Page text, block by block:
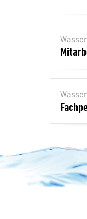
Wasser
Wasser